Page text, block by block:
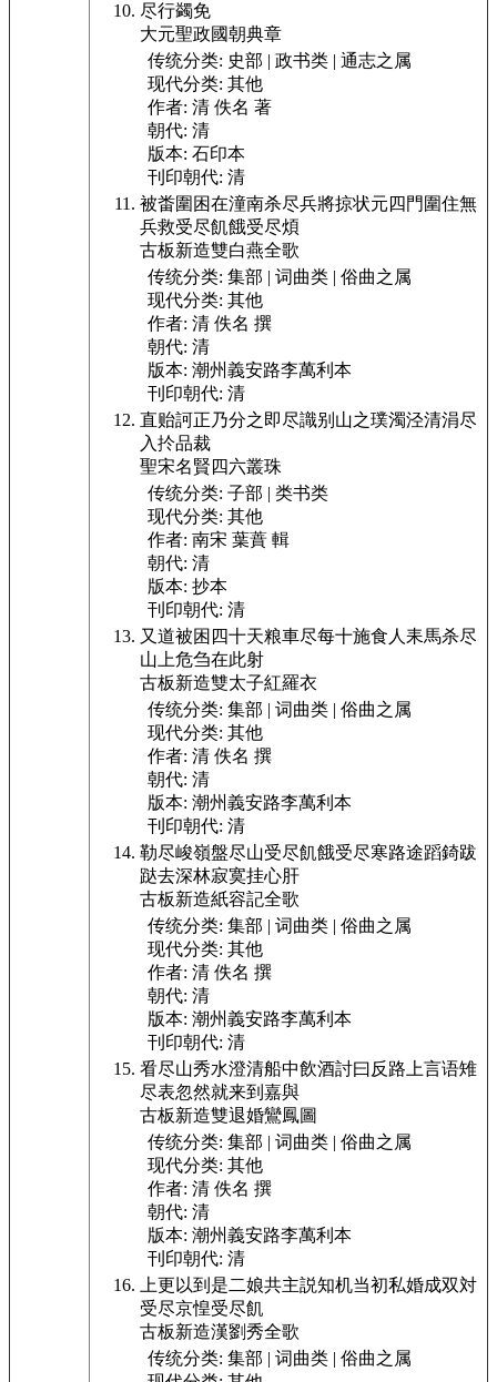
尽行蠲免
大元聖政國朝典章
传统分类: 史部 | 政书类 | 通志之属
现代分类: 其他
作者: 清 佚名 著
朝代: 清
版本: 石印本
刊印朝代: 清
被畨圍困在潼南杀尽兵將掠状元四門圍住無
兵救受尽飢餓受尽煩
古板新造雙白燕全歌
传统分类: 集部 | 词曲类 | 俗曲之属
现代分类: 其他
作者: 清 佚名 撰
朝代: 清
版本: 潮州義安路李萬利本
刊印朝代: 清
直贻訶正乃分之即尽識别山之璞濁泾清涓尽
入扵品裁
聖宋名賢四六叢珠
传统分类: 子部 | 类书类
现代分类: 其他
作者: 南宋 葉蕡 輯
朝代: 清
版本: 抄本
刊印朝代: 清
又道被困四十天粮車尽每十施食人耒馬杀尽
山上危刍在此射
古板新造雙太子紅羅衣
传统分类: 集部 | 词曲类 | 俗曲之属
现代分类: 其他
作者: 清 佚名 撰
朝代: 清
版本: 潮州義安路李萬利本
刊印朝代: 清
勒尽峻嶺盤尽山受尽飢餓受尽寒路途蹈錡跋
跶去深林寂寞挂心肝
古板新造紙容記全歌
传统分类: 集部 | 词曲类 | 俗曲之属
现代分类: 其他
作者: 清 佚名 撰
朝代: 清
版本: 潮州義安路李萬利本
刊印朝代: 清
㸔尽山秀水澄清船中飲酒討曰反路上言语雉
尽表忽然就来到嘉與
古板新造雙退婚鸞鳳圖
传统分类: 集部 | 词曲类 | 俗曲之属
现代分类: 其他
作者: 清 佚名 撰
朝代: 清
版本: 潮州義安路李萬利本
刊印朝代: 清
上更以到是二娘共主説知机当初私婚成双対
受尽京惶受尽飢
古板新造漢劉秀全歌
传统分类: 集部 | 词曲类 | 俗曲之属